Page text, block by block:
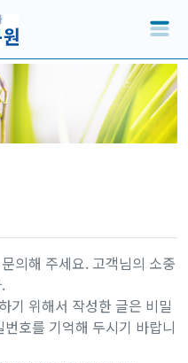
의해 주세요. 고객님의 소중
기 위해서 작성한 글은 비밀
호를 기억해 두시기 바랍니